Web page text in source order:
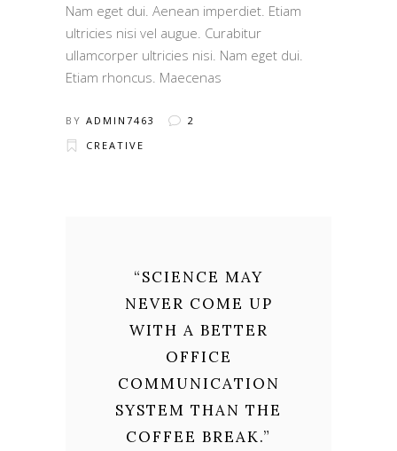
Nam eget dui. Aenean imperdiet. Etiam
ultricies nisi vel augue. Curabitur
ullamcorper ultricies nisi. Nam eget dui.
Etiam rhoncus. Maecenas
BY ADMIN7463
2
CREATIVE
“SCIENCE MAY
NEVER COME UP
WITH A BETTER
OFFICE
COMMUNICATION
SYSTEM THAN THE
COFFEE BREAK.”